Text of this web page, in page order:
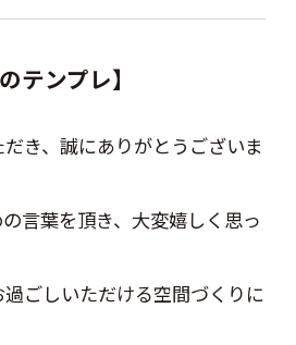
テンプレ】
き、誠にありがとうございま
言葉を頂き、大変嬉しく思っ
ごしいただける空間づくりに